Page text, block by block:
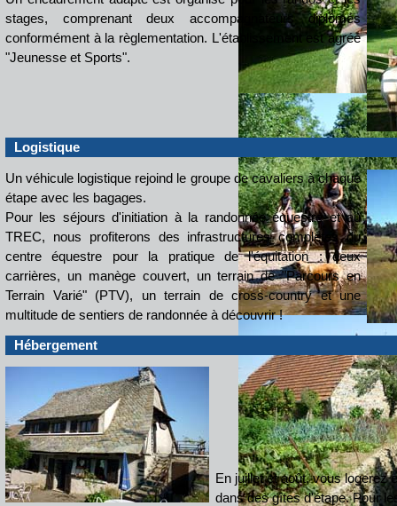
stages, comprenant deux accompagnateurs diplômés
conformément à la règlementation. L'établissement est agréé
"Jeunesse et Sports".
Logistique
Un véhicule logistique rejoind le groupe de cavaliers à chaque
étape avec les bagages.
Pour les séjours d'initiation à la randonnée équestre et au
TREC, nous profiterons des infrastructures complètes du
centre équestre pour la pratique de l'équitation : deux
carrières, un manège couvert, un terrain de "Parcours en
Terrain Varié" (PTV), un terrain de cross-country et une
multitude de sentiers de randonnée à découvrir !
Hébergement
En juillet et août, vous logerez
dans des gîtes d'étape. Pour